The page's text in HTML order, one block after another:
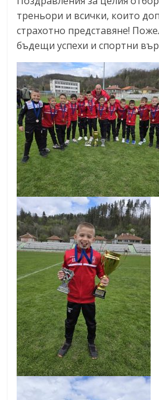
треньори и всички, които
страхотно представяне!
бъдещи успехи и спортни